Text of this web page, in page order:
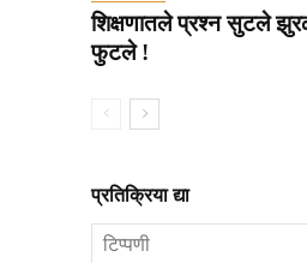
शिक्षणातले प्रश्न सुटले
फुटले !
प्रतिक्रिया द्या